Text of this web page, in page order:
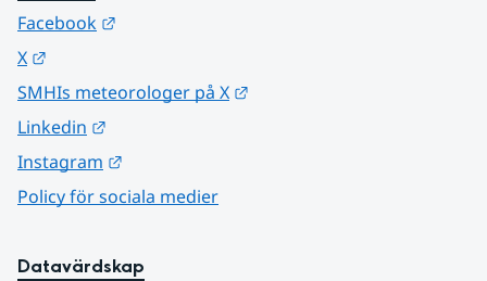
Facebook
X
SMHIs meteorologer på X
Linkedin
Instagram
Policy för sociala medier
Datavärdskap